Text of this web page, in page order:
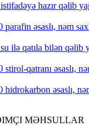
hazır qəlib
əsaslı, nəm
ilə qatıla bilən qəlib
qatranı əsaslı,
əsaslı,
MƏHSULLAR